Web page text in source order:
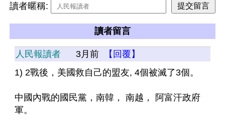
讀者暱稱:
讀者留言
人民報讀者 3月前
【回覆】
1) 2戰後，美國救自己的盟友, 4個被滅了3個。
中國內戰的國民黨，南韓， 南越， 阿富汗政府
軍。